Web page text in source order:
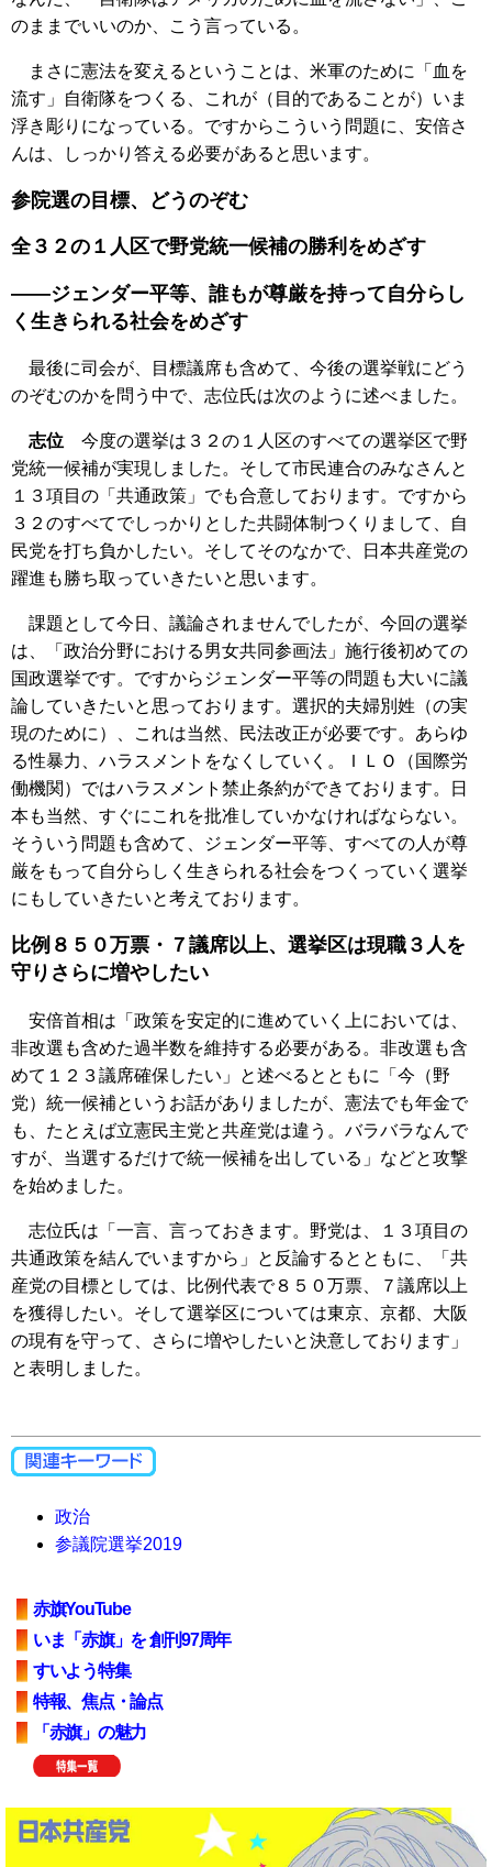
のままでいいのか、こう言っている。
まさに憲法を変えるということは、米軍のために「血を
流す」自衛隊をつくる、これが（目的であることが）いま
浮き彫りになっている。ですからこういう問題に、安倍さ
んは、しっかり答える必要があると思います。
参院選の目標、どうのぞむ
全３２の１人区で野党統一候補の勝利をめざす
――ジェンダー平等、誰もが尊厳を持って自分らし
く生きられる社会をめざす
最後に司会が、目標議席も含めて、今後の選挙戦にどう
のぞむのかを問う中で、志位氏は次のように述べました。
志位 今度の選挙は３２の１人区のすべての選挙区で野
党統一候補が実現しました。そして市民連合のみなさんと
１３項目の「共通政策」でも合意しております。ですから
３２のすべてでしっかりとした共闘体制つくりまして、自
民党を打ち負かしたい。そしてそのなかで、日本共産党の
躍進も勝ち取っていきたいと思います。
課題として今日、議論されませんでしたが、今回の選挙
は、「政治分野における男女共同参画法」施行後初めての
国政選挙です。ですからジェンダー平等の問題も大いに議
論していきたいと思っております。選択的夫婦別姓（の実
現のために）、これは当然、民法改正が必要です。あらゆ
る性暴力、ハラスメントをなくしていく。ＩＬＯ（国際労
働機関）ではハラスメント禁止条約ができております。日
本も当然、すぐにこれを批准していかなければならない。
そういう問題も含めて、ジェンダー平等、すべての人が尊
厳をもって自分らしく生きられる社会をつくっていく選挙
にもしていきたいと考えております。
比例８５０万票・７議席以上、選挙区は現職３人を
守りさらに増やしたい
安倍首相は「政策を安定的に進めていく上においては、
非改選も含めた過半数を維持する必要がある。非改選も含
めて１２３議席確保したい」と述べるとともに「今（野
党）統一候補というお話がありましたが、憲法でも年金で
も、たとえば立憲民主党と共産党は違う。バラバラなんで
すが、当選するだけで統一候補を出している」などと攻撃
を始めました。
志位氏は「一言、言っておきます。野党は、１３項目の
共通政策を結んでいますから」と反論するとともに、「共
産党の目標としては、比例代表で８５０万票、７議席以上
を獲得したい。そして選挙区については東京、京都、大阪
の現有を守って、さらに増やしたいと決意しております」
と表明しました。
政治
参議院選挙2019
赤旗YouTube
いま「赤旗」を 創刊97周年
すいよう特集
特報、焦点・論点
「赤旗」の魅力